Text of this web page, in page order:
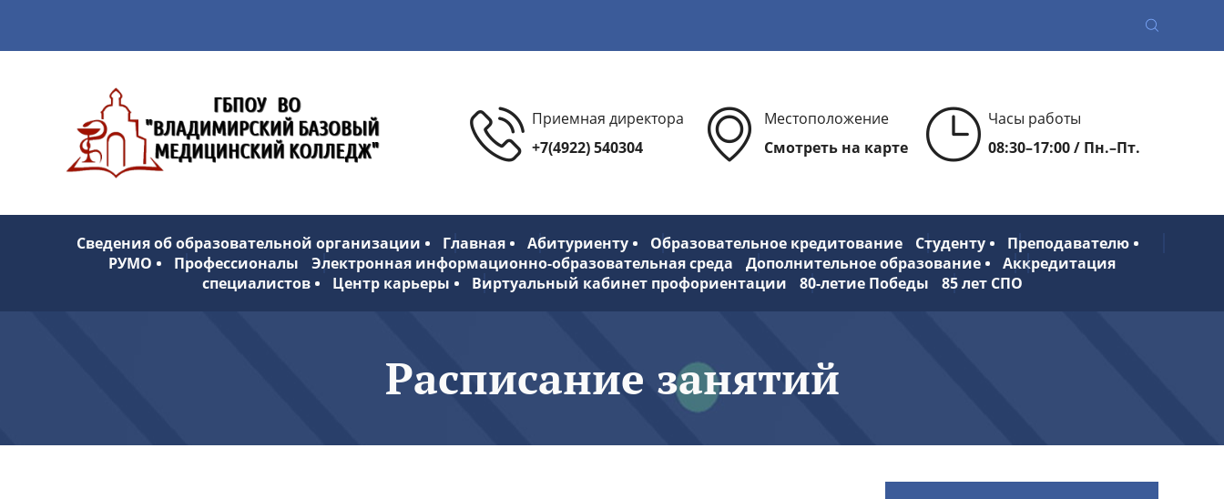
Приемная директора
+7(4922) 540304
Местоположение
Смотреть на карте
Часы работы
08:30–17:00 / Пн.–Пт.
Сведения об образовательной организации Главная Абитуриенту Образовательное кредитование Студенту
Преподавателю
РУМО
Профессионалы Электронная информационно-образовательная среда Дополнительное образование
Аккредитация
специалистов
Центр карьеры Виртуальный кабинет профориентации 80-летие Победы 85 лет СПО
Расписание занятий